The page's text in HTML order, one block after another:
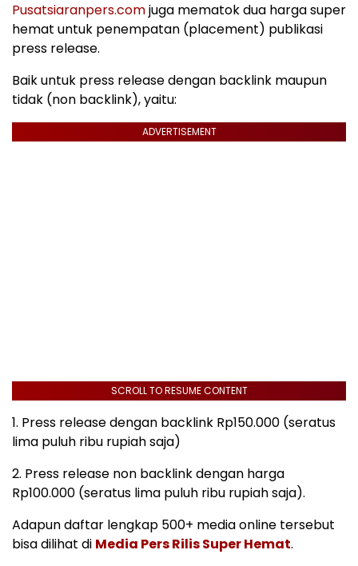
Pusatsiaranpers.comjuga mematok dua harga super
hemat untuk penempatan (placement) publikasi
press release.
Baik untuk press release dengan backlink maupun
tidak (non backlink), yaitu:
ADVERTISEMENT
SCROLL TO RESUME CONTENT
1. Press release dengan backlink Rp150.000 (seratus
lima puluh ribu rupiah saja)
2. Press release non backlink dengan harga
Rp100.000 (seratus lima puluh ribu rupiah saja).
Adapun daftar lengkap 500+ media online tersebut
bisa dilihat di Media Pers Rilis Super Hemat.